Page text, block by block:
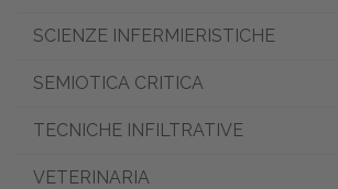
SCIENZE INFERMIERISTICHE
SEMIOTICA CRITICA
TECNICHE INFILTRATIVE
VETERINARIA